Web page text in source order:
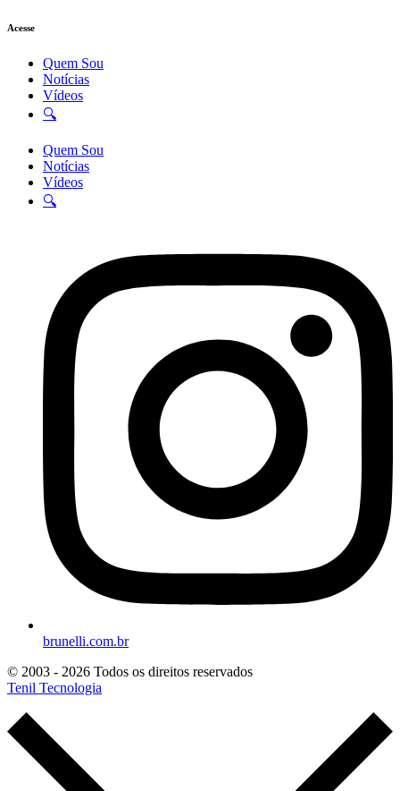
Acesse
Quem Sou
Notícias
Vídeos
🔍
Quem Sou
Notícias
Vídeos
🔍
brunelli.com.br
© 2003 - 2026 Todos os direitos reservados
Tenil Tecnologia